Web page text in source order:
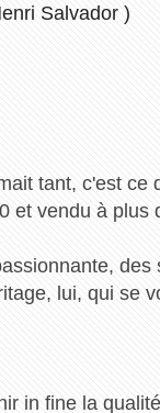
Salvador )
tant, c'est ce
et vendu à plus
des
lui, qui se
in fine la